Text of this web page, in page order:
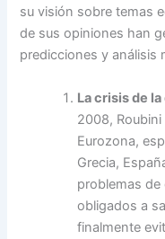
su visión sobre temas
de sus opiniones han
predicciones y análisis
La crisis de
2008,
Eurozona,
Grecia,
problemas de
obligados a
finalmente